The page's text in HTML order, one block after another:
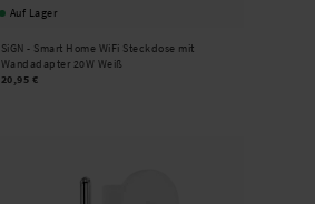
Auf Lager
SiGN - Smart Home WiFi Steckdose mit
Wandadapter 20W Weiß
20,95 €